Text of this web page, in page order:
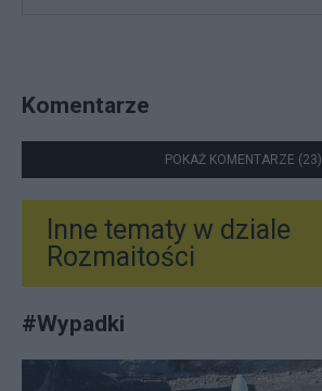
Komentarze
POKAŻ KOMENTARZE (23)
Inne tematy w dziale
Rozmaitości
#Wypadki